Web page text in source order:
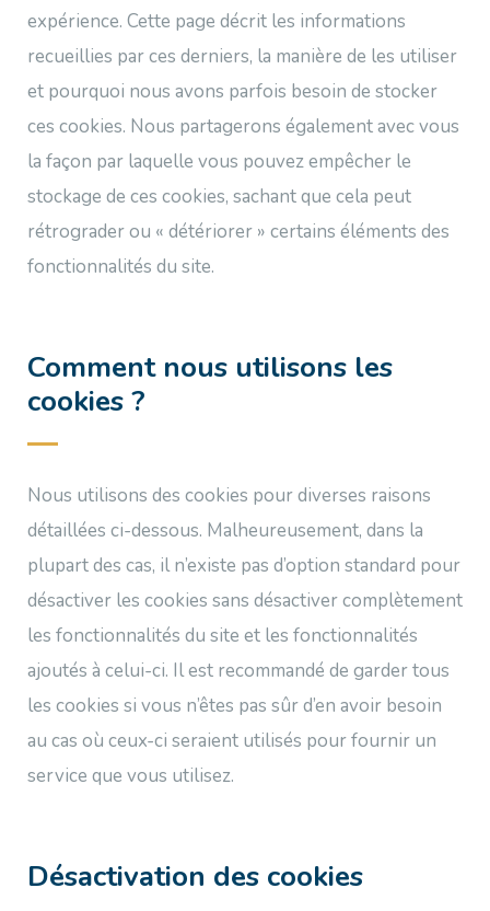
expérience. Cette page décrit les informations
recueillies par ces derniers, la manière de les utiliser
et pourquoi nous avons parfois besoin de stocker
ces cookies. Nous partagerons également avec vous
la façon par laquelle vous pouvez empêcher le
stockage de ces cookies, sachant que cela peut
rétrograder ou « détériorer » certains éléments des
fonctionnalités du site.
Comment nous utilisons les
cookies ?
Nous utilisons des cookies pour diverses raisons
détaillées ci-dessous. Malheureusement, dans la
plupart des cas, il n’existe pas d’option standard pour
désactiver les cookies sans désactiver complètement
les fonctionnalités du site et les fonctionnalités
ajoutés à celui-ci. Il est recommandé de garder tous
les cookies si vous n’êtes pas sûr d’en avoir besoin
au cas où ceux-ci seraient utilisés pour fournir un
service que vous utilisez.
Désactivation des cookies